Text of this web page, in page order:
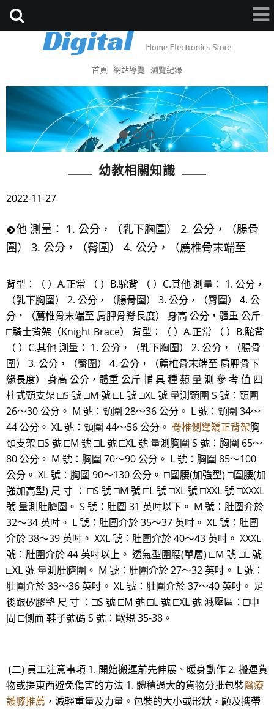
首頁 網站導覽 瀏覽紀錄
幼教相關知識
2022-11-27
他 測量： 1. 公分，（乳下胸圍） 2. 公分，（腸骨
圍） 3. 公分，（臀圍） 4. 公分，（薦椎骨末端至
背型：（ ）A.正常 （ ）B.駝背 （ ）C.其他 測量： 1. 公分，
（乳下胸圍） 2. 公分，（腸骨圍） 3. 公分，（臀圍） 4. 公
分，（薦椎骨末端至 肩胛骨脊長度） 身高 公分，體重 公斤
□騎士背架（Knight Brace） 背型：（ ）A.正常 （ ）B.駝背
（ ）C.其他 測量： 1. 公分，（乳下胸圍） 2. 公分，（腸骨
圍） 3. 公分，（臀圍） 4. 公分，（薦椎骨末端至 肩胛骨下
緣長度） 身高 公分，體重 公斤 輔 具 種 類 量 測 參 考 值 四
柱式頸支架 □S 號 □M 號 □L 號 □XL 號 量測頸圍 S 號：頸圍
26～30 公分。 M 號：頸圍 28～36 公分。 L 號：頸圍 34～
44 公分。 XL 號：頸圍 44～56 公分。 脊椎側彎矯正背架胸
頸支架 □S 號 □M 號 □L 號 □XL 號 量測胸圍 S 號：胸圍 65～
80 公分。 M 號：胸圍 70～90 公分。 L 號：胸圍 85～100
公分。 XL 號：胸圍 90～130 公分。 □圍腰(加強型) □圍腰(加
強加高型) 尺 寸 ： □S 號 □M 號 □L 號 □XL 號 □XXL 號 □XXXL
號 量測肚臍圍。 S 號：肚圍 31 英吋以下。 M 號：肚圍介於
32～34 英吋。 L 號：肚圍介於 35～37 英吋。 XL 號：肚圍
介於 38～39 英吋。 XXL 號：肚圍介於 40～43 英吋。 XXXL
號：肚圍介於 44 英吋以上。 透氣型圍腰(單層) □M 號 □L 號
□XL 號 量測肚臍圍。 M 號：肚圍介於 27～32 英吋。 L 號：
肚圍介於 33～36 英吋。 XL 號：肚圍介於 37～40 英吋。 足
後跟矽膠墊 尺 寸 ：□S 號 □M 號 □L 號 □XL 號 減壓區：□中
間 □側面 鞋子號碼 S 號：歐規 35-38。
(二) 員工注意事項 1. 開始搬運前先伸展、暖身動作 2. 搬運貨
物或提東西避免傷害的方法 1. 體積過大的貨物分批包裝醫療
護膝推薦 ，減輕重量及力量。包裝的大小或形狀，顧及攜帶